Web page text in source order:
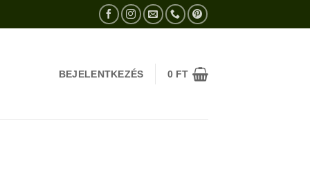
BEJELENTKEZÉS 0 FT